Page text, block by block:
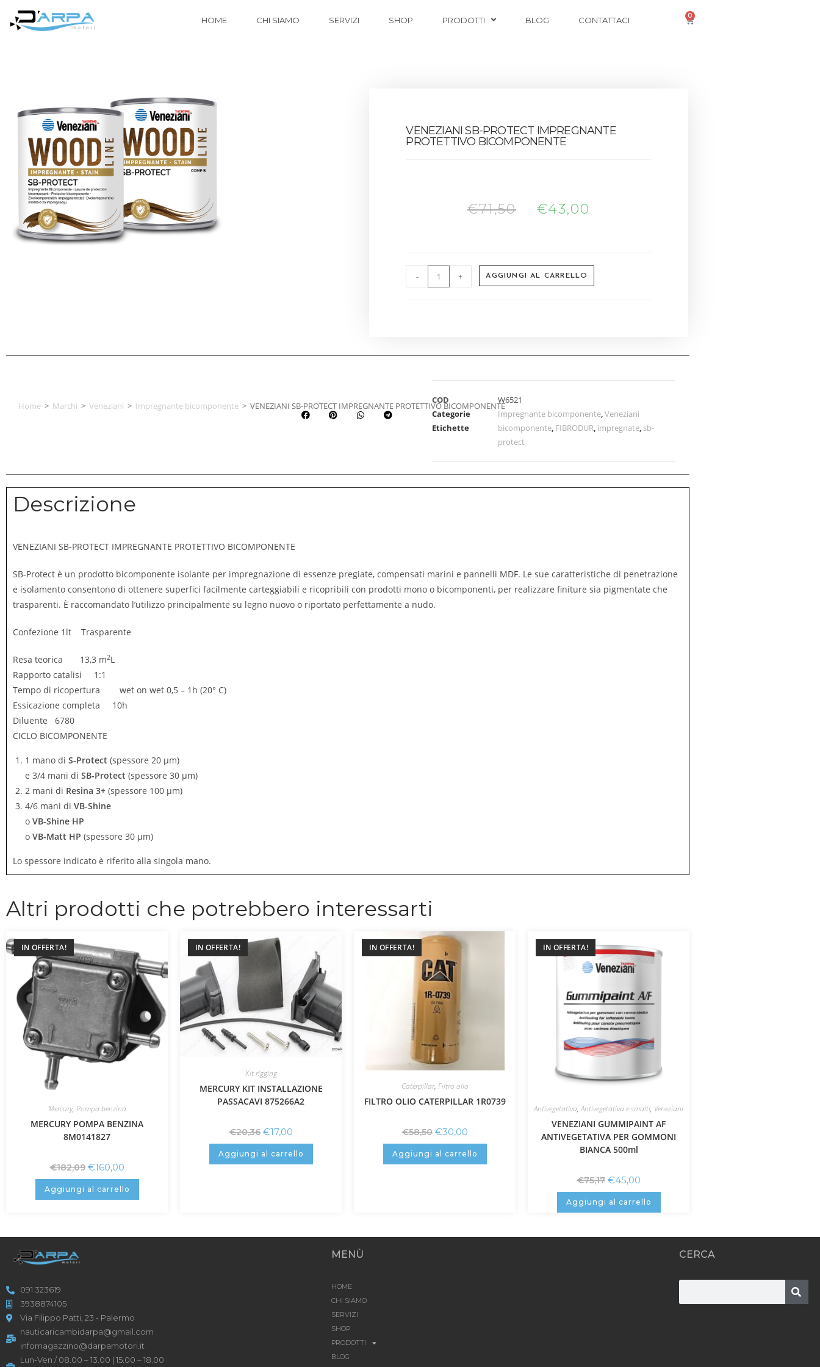
HOME CHI SIAMO SERVIZI SHOP PRODOTTI BLOG CONTATTACI 0
VENEZIANI SB-PROTECT IMPREGNANTE
PROTETTIVO BICOMPONENTE
€71,50 €43,00
- + AGGIUNGI AL CARRELLO
Home > Marchi > Veneziani > Impregnante bicomponente > VENEZIANI SB-PROTECT IMPREGNANTE PROTETTIVO BICOMPONENTE
COD
W6521
Categorie
Impregnante bicomponente,Veneziani
Etichette
bicomponente, FIBRODUR, impregnate, sb-
protect
Descrizione
VENEZIANI SB-PROTECT IMPREGNANTE PROTETTIVO BICOMPONENTE
SB-Protect è un prodotto bicomponente isolante per impregnazione di essenze pregiate, compensati marini e pannelli MDF. Le sue caratteristiche di penetrazione
e isolamento consentono di ottenere superfici facilmente carteggiabili e ricopribili con prodotti mono o bicomponenti, per realizzare finiture sia pigmentate che
trasparenti. È raccomandato l’utilizzo principalmente su legno nuovo o riportato perfettamente a nudo.
Confezione 1lt Trasparente
Resa teorica 13,3 m2L
Rapporto catalisi 1:1
Tempo di ricopertura wet on wet 0,5 – 1h (20° C)
Essicazione completa 10h
Diluente 6780
CICLO BICOMPONENTE
1 mano di S-Protect (spessore 20 μm)
e 3/4 mani di SB-Protect (spessore 30 μm)
2 mani di Resina 3+ (spessore 100 μm)
4/6 mani di VB-Shine
o VB-Shine HP
o VB-Matt HP (spessore 30 μm)
Lo spessore indicato è riferito alla singola mano.
Altri prodotti che potrebbero interessarti
IN OFFERTA!
Mercury, Pompa benzina
MERCURY POMPA BENZINA
8M0141827
€182,09 €160,00
Aggiungi al carrello
IN OFFERTA!
Kit rigging
MERCURY KIT INSTALLAZIONE
PASSACAVI 875266A2
€20,36 €17,00
Aggiungi al carrello
IN OFFERTA!
Caterpillar, Filtro olio
FILTRO OLIO CATERPILLAR 1R0739
€58,50 €30,00
Aggiungi al carrello
IN OFFERTA!
Antivegetativa,Antivegetativa e smalti, Veneziani
VENEZIANI GUMMIPAINT AF
ANTIVEGETATIVA PER GOMMONI
BIANCA 500ml
€75,17 €45,00
Aggiungi al carrello
091 323619
3938874105
Via Filippo Patti, 23 - Palermo
nauticaricambidarpa@gmail.com
infomagazzino@darpamotori.it
Lun-Ven / 08.00 – 13.00 | 15.00 – 18.00
MENÙ
HOME
CHI SIAMO
SERVIZI
SHOP
PRODOTTI
BLOG
CERCA